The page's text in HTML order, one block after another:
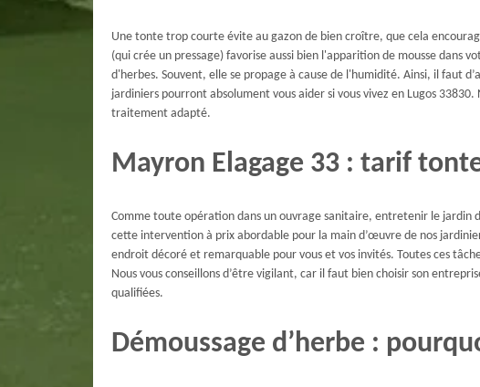
Une tonte trop courte évite au gazon de bien croître, que cela
(qui crée un pressage) favorise aussi bien l'apparition de mousse dans
d'herbes. Souvent, elle se propage à cause de l'humidité. Ainsi, il faut
jardiniers pourront absolument vous aider si vous vivez en Lugos
traitement adapté.
Mayron Elagage 33 : tarif
Comme toute opération dans un ouvrage sanitaire, entretenir le jardin
cette intervention à prix abordable pour la main d’œuvre de nos
endroit décoré et remarquable pour vous et vos invités. Toutes ces
Nous vous conseillons d’être vigilant, car il faut bien choisir son
qualifiées.
Démoussage d’herbe :